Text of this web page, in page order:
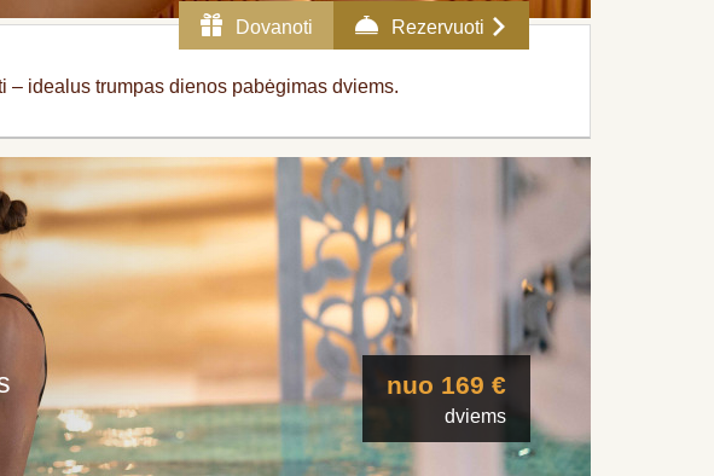
idealus trumpas dienos pabėgimas dviems.
Rezervuoti
Dovanoti
nuo 169 €
dviems